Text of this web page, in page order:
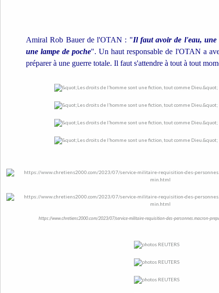
Amiral Rob Bauer de l'OTAN : "Il faut avoir de l'eau, une
une lampe de poche".Un haut responsable de l'OTAN a
préparer à une guerre totale. Il faut s'attendre à tout à tout
https://www.chretiens2000.com/2023/07/service-militaire-requisition-des-personnes.macron-